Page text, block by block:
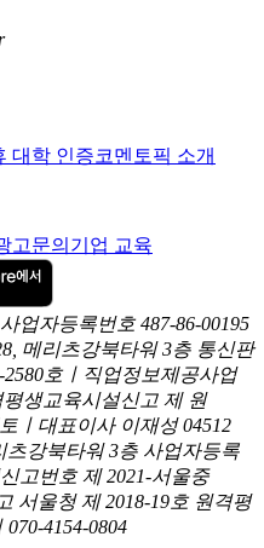
대학 인증코멘토픽 소개
고문의 기업 교육
업자등록번호 487-86-00195
메리츠강북타워 3층 통신판
호ㅣ직업정보제공사업
생교육시설신고 제 원
ㅣ대표이사 이재성 04512
츠강북타워 3층 사업자등록
고번호 제 2021-서울중
서울청 제 2018-19호 원격평
4154-0804